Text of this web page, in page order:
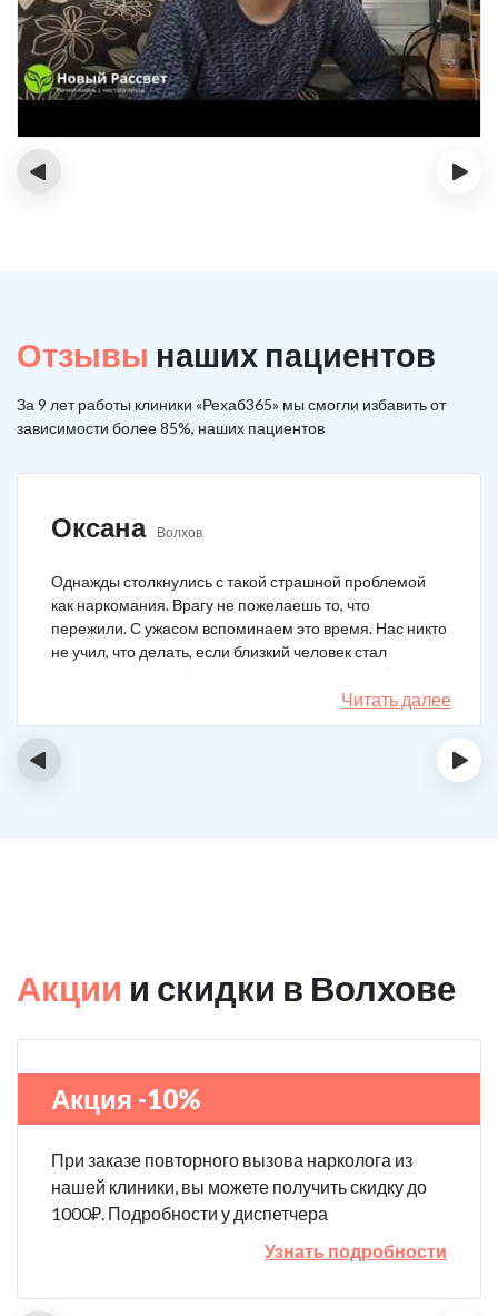
‹ ›
Отзывы наших пациентов
За 9 лет работы клиники «Рехаб365» мы смогли избавить от
зависимости более 85%, наших пациентов
Оксана Волхов
Однажды столкнулись с такой страшной проблемой
как наркомания. Врагу не пожелаешь то, что
пережили. С ужасом вспоминаем это время. Нас никто
не учил, что делать, если близкий человек стал
наркозависимым. Честно говоря, надежды не было,
думали, что все лечение бесполезно, но решили
попробовать и отправить родственника в клинику на
Читать далее
‹ ›
Акции и скидки в Волхове
Акция -10%
При заказе повторного вызова нарколога из
нашей клиники, вы можете получить скидку до
1000₽. Подробности у диспетчера
Узнать подробности